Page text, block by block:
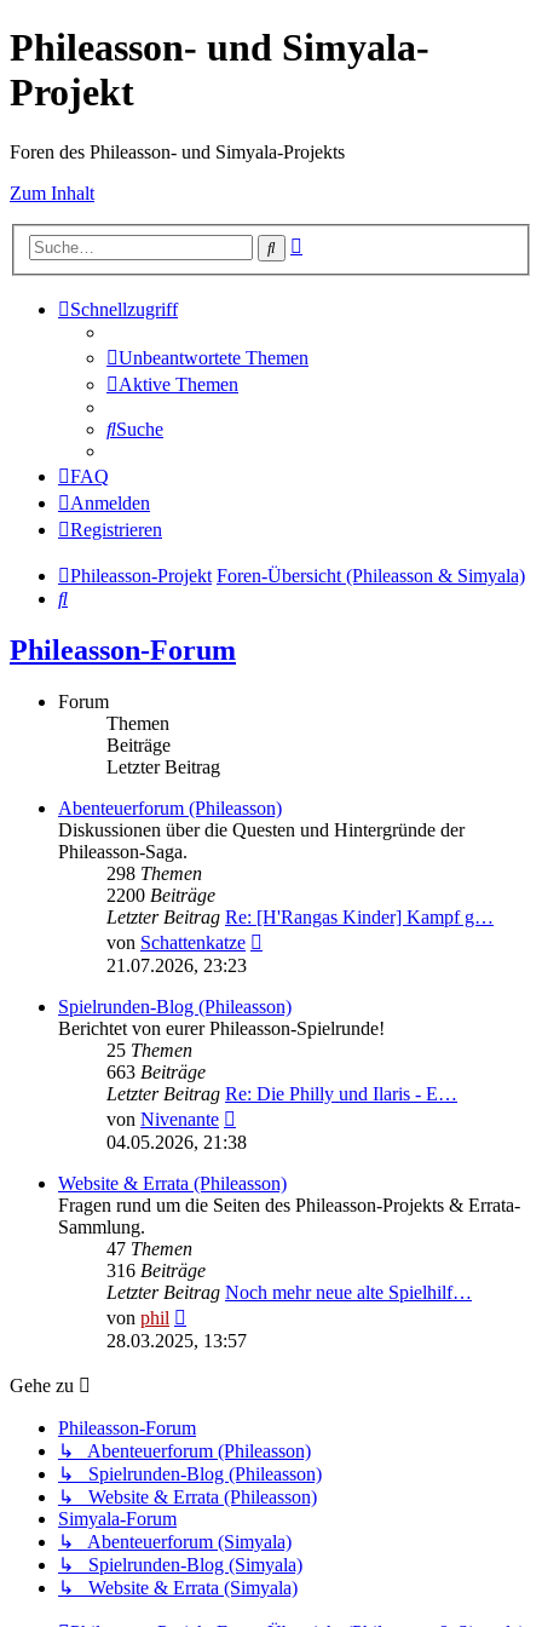
Phileasson- und Simyala-
Projekt
Foren des Phileasson- und Simyala-Projekts
Zum Inhalt
Suche
Schnellzugriff
Unbeantwortete Themen
Aktive Themen
Suche
FAQ
Anmelden
Registrieren
Phileasson-Projekt Foren-Übersicht (Phileasson & Simyala)
Suche
Phileasson-Forum
Forum
Themen
Beiträge
Letzter Beitrag
Abenteuerforum (Phileasson)
Diskussionen über die Questen und Hintergründe der
Phileasson-Saga.
298 Themen
2200 Beiträge
Letzter Beitrag Re: [H'Rangas Kinder] Kampf g…
von Schattenkatze
21.07.2026, 23:23
Spielrunden-Blog (Phileasson)
Berichtet von eurer Phileasson-Spielrunde!
25 Themen
663 Beiträge
Letzter Beitrag Re: Die Philly und Ilaris - E…
von Nivenante
Beitrag
04.05.2026, 21:38
Website & Errata (Phileasson)
Fragen rund um die Seiten des Phileasson-Projekts & Errata-
Sammlung.
47 Themen
316 Beiträge
Letzter Beitrag Noch mehr neue alte Spielhilf…
von phil
Beitrag
28.03.2025, 13:57
Gehe zu
Phileasson-Forum
↳ Abenteuerforum (Phileasson)
↳ Spielrunden-Blog (Phileasson)
↳ Website & Errata (Phileasson)
Simyala-Forum
↳ Abenteuerforum (Simyala)
↳ Spielrunden-Blog (Simyala)
↳ Website & Errata (Simyala)